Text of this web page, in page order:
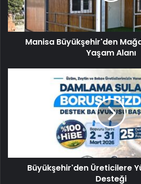
Manisa Büyükşehir'den
Yaşam Alanı
Büyükşehir'den Üreticilere
Desteği